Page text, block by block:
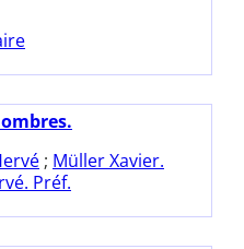
; Müller Xavier.
Préf.